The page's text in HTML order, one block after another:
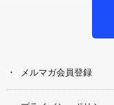
メルマガ会員登録